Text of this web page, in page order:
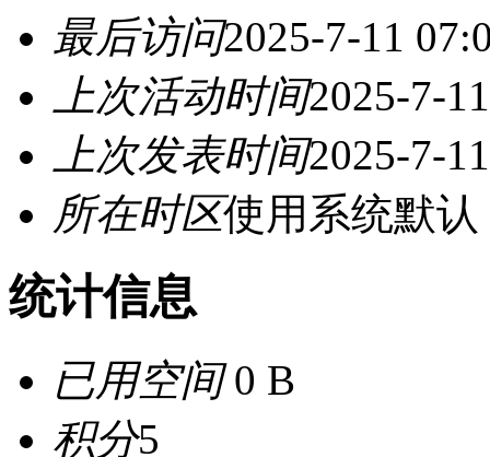
最后访问2025-7-11
上次活动时间2025-7-
上次发表时间2025-7-
所在时区使用系统默认
统计信息
已用空间0 B
积分5